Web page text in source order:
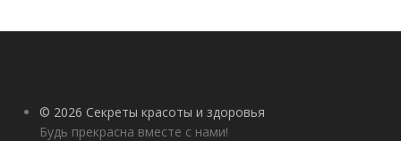
© 2026 Секреты красоты и здоровья
Будь прекрасна вместе с нами!